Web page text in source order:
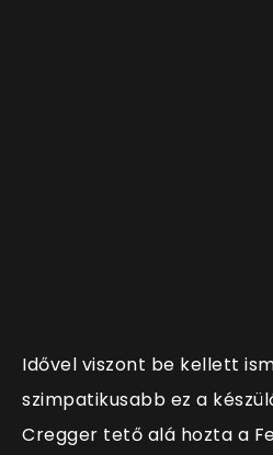
Idővel viszont be kellett
szimpatikusabb ez a
Cregger tető alá hozta a